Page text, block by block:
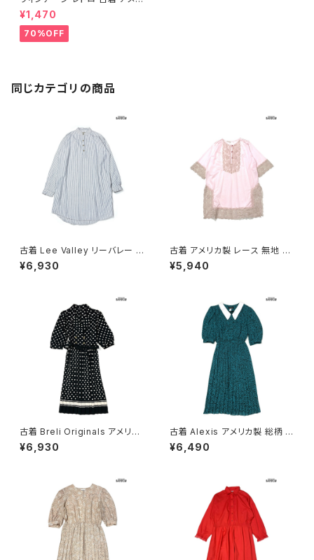
カ製 総柄 レーヨン ロング丈 長
袖 ワンピース 赤 (otu230300
7)
¥1,470
70%OFF
同じカテゴリの商品
古着 Lee Valley リーバレー ス
トライプ柄 コットン100％ ロン
グ丈 長袖 ワンピース 青 (otu2
¥6,930
古着 アメリカ製 レース 無地 ナ
イロン ミニ丈 七分袖 ワンピー
ス ピンク (otu2602051)
¥5,940
古着 Breli Originals アメリカ
製 ドット柄 ロング丈 長袖 プリ
ーツ ワンピース 黒 (otu26030
¥6,930
古着 Alexis アメリカ製 総柄 ロ
ング丈 長袖 プリーツ ワンピー
ス 緑 (otu2603020)
¥6,490